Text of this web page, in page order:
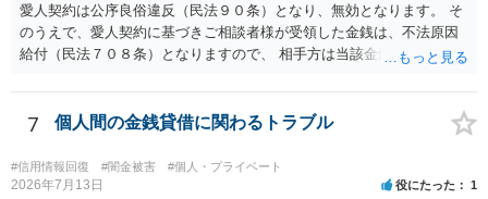
愛人契約は公序良俗違反（民法９０条）となり、無効となります。 そ
のうえで、愛人契約に基づきご相談者様が受領した金銭は、不法原因
給付（民法７０８条）となりますので、 相手方は当該金銭の返還請求
7 個人間の金銭貸借に関わるトラブル
#信用情報回復 #闇金被害 #個人・プライベート
2026年7月13日 役にたった 1